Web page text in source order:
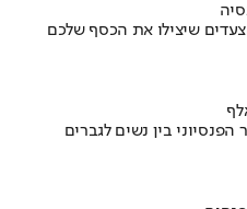
שיצילו את הכסף שלכם
בין נשים לגברים